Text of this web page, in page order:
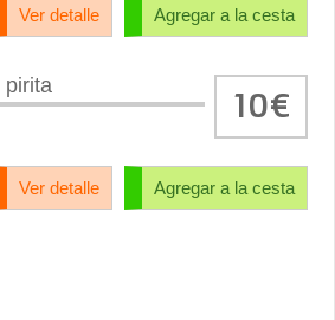
Agregar a la cesta
Ver detalle
pirita 10€
Agregar a la cesta
Ver detalle